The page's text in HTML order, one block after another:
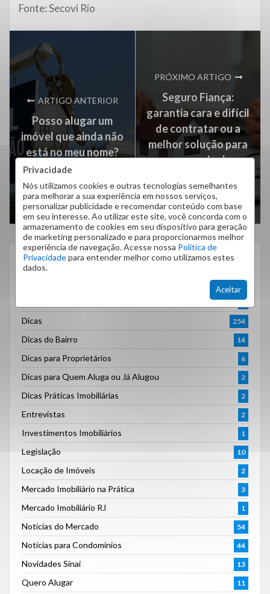
Privacidade
Nós utilizamos cookies e outras tecnologias semelhantes
para melhorar a sua experiência em nossos serviços,
personalizar publicidade e recomendar conteúdo com base
em seu interesse. Ao utilizar este site, você concorda com o
armazenamento de cookies em seu dispositivo para geração
de marketing personalizado e para proporcionarmos melhor
experiência de navegação. Acesse nossa Política de
Privacidadepara entender melhor como utilizamos estes
dados.
Aceitar
Fonte: Secovi Rio
ARTIGO ANTERIOR
Posso alugar um
imóvel que ainda não
está no meu nome?
PRÓXIMO ARTIGO
Seguro Fiança:
garantia cara e difícil
de contratar ou a
melhor solução para
o mercado de
CATEGORIAS
7
Dicas 254
Dicas do Bairro 14
Dicas para Proprietários 6
Dicas para Quem Aluga ou Já Alugou 2
Dicas Práticas Imobiliárias 2
Entrevistas 2
Investimentos Imobiliários 1
Legislação 10
Locação de Imóveis 2
Mercado Imobiliário na Prática 3
Mercado Imobiliário RJ 1
Notícias do Mercado 54
Notícias para Condomínios 44
Novidades Sinai 13
Quero Alugar 11